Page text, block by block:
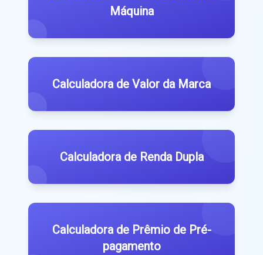
Máquina
Calculadora de Valor da Marca
Calculadora de Renda Dupla
Calculadora de Prêmio de Pré-
pagamento